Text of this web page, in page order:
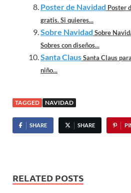
Poster de Navidad Poster
gratis. Si quieres...
Sobre Navidad Sobre
Sobres con diseños...
Santa ClausSanta Claus
niño...
TAGGED NAVIDAD
SHARE SHARE
RELATED POSTS